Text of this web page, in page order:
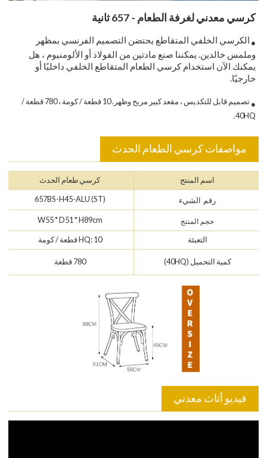
كرسي معدني لغرفة الطعام - 657 ثانية
● الكرسي الخلفي المتقاطع يحتضن التصميم الفرنسي بمظهر
وملمس خالدين. يمكننا صنع مادتين من الفولاذ أو الألومنيوم ، هل
يمكنك الآن استخدام كرسي الطعام المتقاطع الخلفي داخليًا أو
خارجيًا.
●
تصميم قابل للتكديس ، مقعد كبير مريح وظهر. 10 قطعة / كومة ، 780 قطعة /
40HQ.
مواصفات كرسي الطعام الحدث
اسم المنتج كرسي طعام الحدث
رقم الشيء 657BS-H45-ALU (ST)
حجم المنتج W55 * D51 * H89cm
التعبئة HQ: 10 قطعة / كومة
كمية التحميل (40HQ) 780 قطعة
فيديو أثاث معدني